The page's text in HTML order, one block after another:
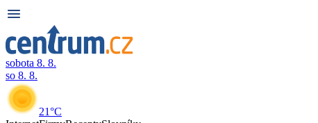
sobota 8. 8.
so 8. 8.
21°C